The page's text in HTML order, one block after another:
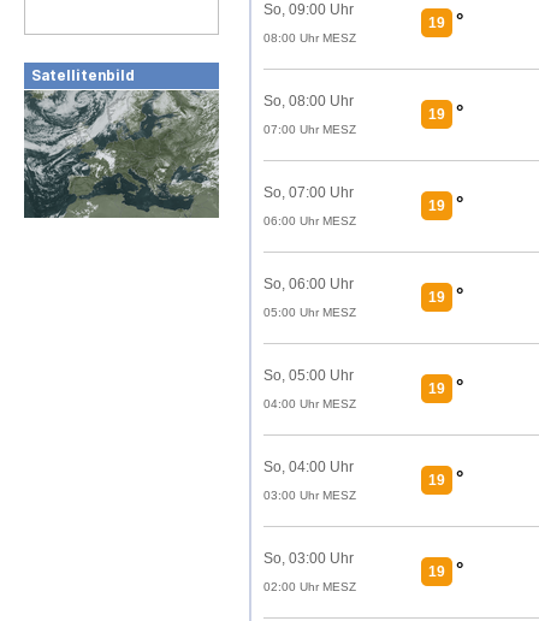
Satellitenbild
So, 09:00 Uhr
08:00 Uhr MESZ
19 °
So, 08:00 Uhr
07:00 Uhr MESZ
19 °
So, 07:00 Uhr
06:00 Uhr MESZ
19 °
So, 06:00 Uhr
05:00 Uhr MESZ
19 °
So, 05:00 Uhr
04:00 Uhr MESZ
19 °
So, 04:00 Uhr
03:00 Uhr MESZ
19 °
So, 03:00 Uhr
02:00 Uhr MESZ
19 °